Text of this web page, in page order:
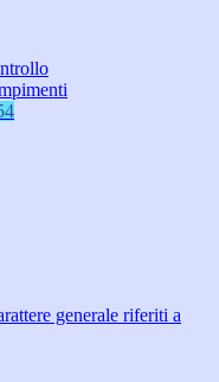
generale riferiti a